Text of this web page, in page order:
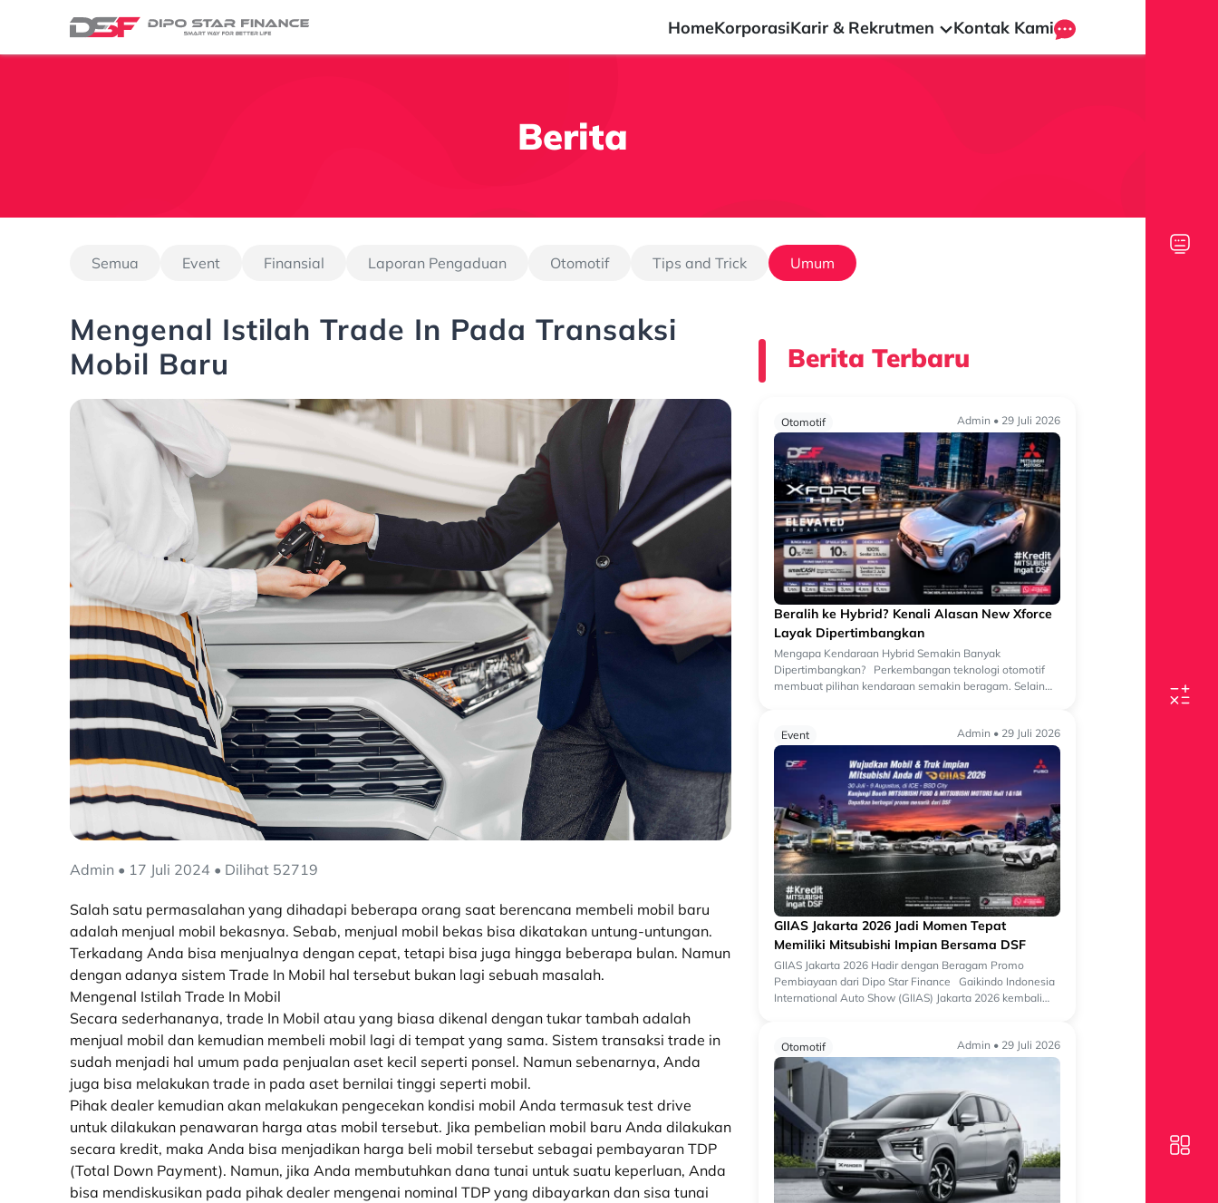
HomeKorporasiKarir & Rekrutmen Kontak Kami
Berita
Semua Event Finansial Laporan Pengaduan Otomotif Tips and Trick Umum
Mengenal Istilah Trade In Pada Transaksi
Mobil Baru
Admin • 17 Juli 2024 • Dilihat 52719
Salah satu permasalahan yang dihadapi beberapa orang saat berencana membeli mobil baru
adalah menjual mobil bekasnya. Sebab, menjual mobil bekas bisa dikatakan untung-untungan.
Terkadang Anda bisa menjualnya dengan cepat, tetapi bisa juga hingga beberapa bulan. Namun
dengan adanya sistem Trade In Mobil hal tersebut bukan lagi sebuah masalah.
Mengenal Istilah Trade In Mobil
Secara sederhananya, trade In Mobil atau yang biasa dikenal dengan tukar tambah adalah
menjual mobil dan kemudian membeli mobil lagi di tempat yang sama. Sistem transaksi trade in
sudah menjadi hal umum pada penjualan aset kecil seperti ponsel. Namun sebenarnya, Anda
juga bisa melakukan trade in pada aset bernilai tinggi seperti mobil.
Pihak dealer kemudian akan melakukan pengecekan kondisi mobil Anda termasuk test drive
untuk dilakukan penawaran harga atas mobil tersebut. Jika pembelian mobil baru Anda dilakukan
secara kredit, maka Anda bisa menjadikan harga beli mobil tersebut sebagai pembayaran TDP
(Total Down Payment). Namun, jika Anda membutuhkan dana tunai untuk suatu keperluan, Anda
bisa mendiskusikan pada pihak dealer mengenai nominal TDP yang dibayarkan dan sisa tunai
Berita Terbaru
Otomotif Admin • 29 Juli 2026
Beralih ke Hybrid? Kenali Alasan New Xforce
Layak Dipertimbangkan
Mengapa Kendaraan Hybrid Semakin Banyak
Dipertimbangkan? Perkembangan teknologi otomotif
membuat pilihan kendaraan semakin beragam. Selain
Event
Admin • 29 Juli 2026
GIIAS Jakarta 2026 Jadi Momen Tepat
Memiliki Mitsubishi Impian Bersama DSF
GIIAS Jakarta 2026 Hadir dengan Beragam Promo
Pembiayaan dari Dipo Star Finance Gaikindo Indonesia
International Auto Show (GIIAS) Jakarta 2026 kembali
Otomotif Admin • 29 Juli 2026